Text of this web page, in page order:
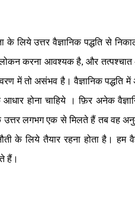
के लिये उत्तर वैज्ञानिक पद्धति से
करना आवश्यक है,और तत्पश्चात
में तो असंभव है। वैज्ञानिक पद्धति
आधार होना चाहिये । फ़िर अनेक
उत्तर लगभग एक से मिलते हैं तब वह
के लिये तैयार रहना होता है। हम
हैं।